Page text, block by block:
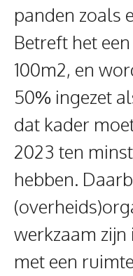
panden zoals
Betreft het
100m2, en
50% ingezet
dat kader
2023 ten
hebben.
werkzaam
met een